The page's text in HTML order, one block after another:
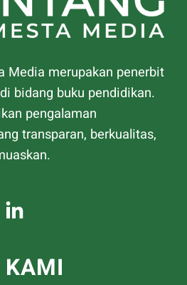
Media merupakan penerbit
bidang buku pendidikan.
pengalaman
transparan, berkualitas,
KAMI